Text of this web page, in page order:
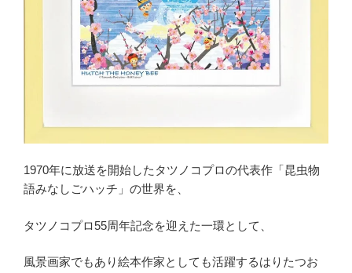
1970年に放送を開始したタツノコプロの代表作「昆虫物
語みなしごハッチ」の世界を、
タツノコプロ55周年記念を迎えた一環として、
風景画家でもあり絵本作家としても活躍するはりたつお